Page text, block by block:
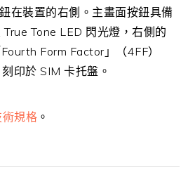
在裝置的右側。主畫面按鈕具備
Tone LED 閃光燈，右側的
Form Factor」（4FF）
印於 SIM 卡托盤。
規格 。